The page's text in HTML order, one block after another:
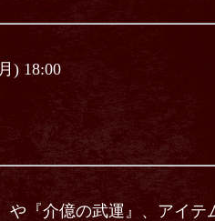
) 18:00
『介億の武運』、アイテ